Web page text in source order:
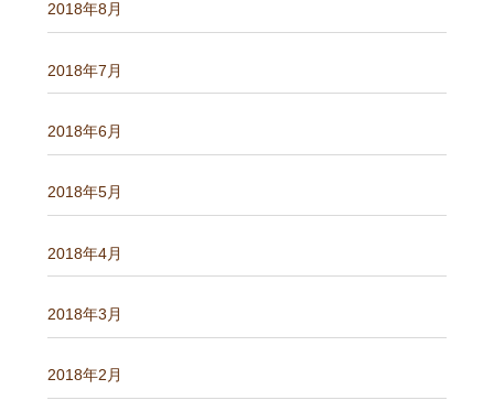
2018年8月
2018年7月
2018年6月
2018年5月
2018年4月
2018年3月
2018年2月